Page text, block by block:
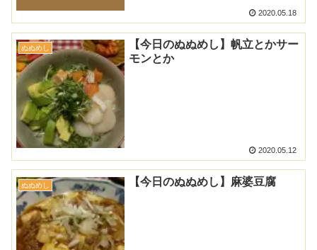
2020.05.18
ぬぬめし
【今日のぬぬめし】帆立とかサー
モンとか
2020.05.12
ぬぬめし 【今日のぬぬめし】麻婆豆腐